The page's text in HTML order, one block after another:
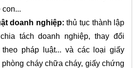
con...
doanh nghiệp:thủ tục thành lập
tách doanh nghiệp, thay đổi
pháp luật... và các loại giấy
cháy chữa cháy, giấy chứng